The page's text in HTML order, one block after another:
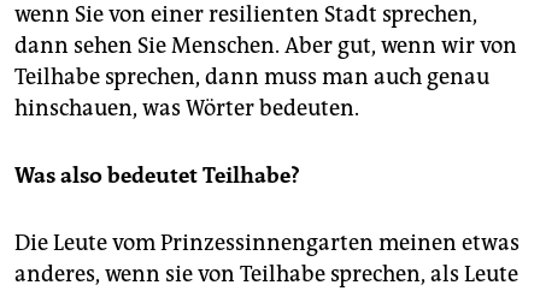
wenn Sie von einer resilienten Stadt sprechen,
dann sehen Sie Menschen. Aber gut, wenn wir von
Teilhabe sprechen, dann muss man auch genau
hinschauen, was Wörter bedeuten.
Was also bedeutet Teilhabe?
Die Leute vom Prinzessinnengarten meinen etwas
anderes, wenn sie von Teilhabe sprechen, als Leute